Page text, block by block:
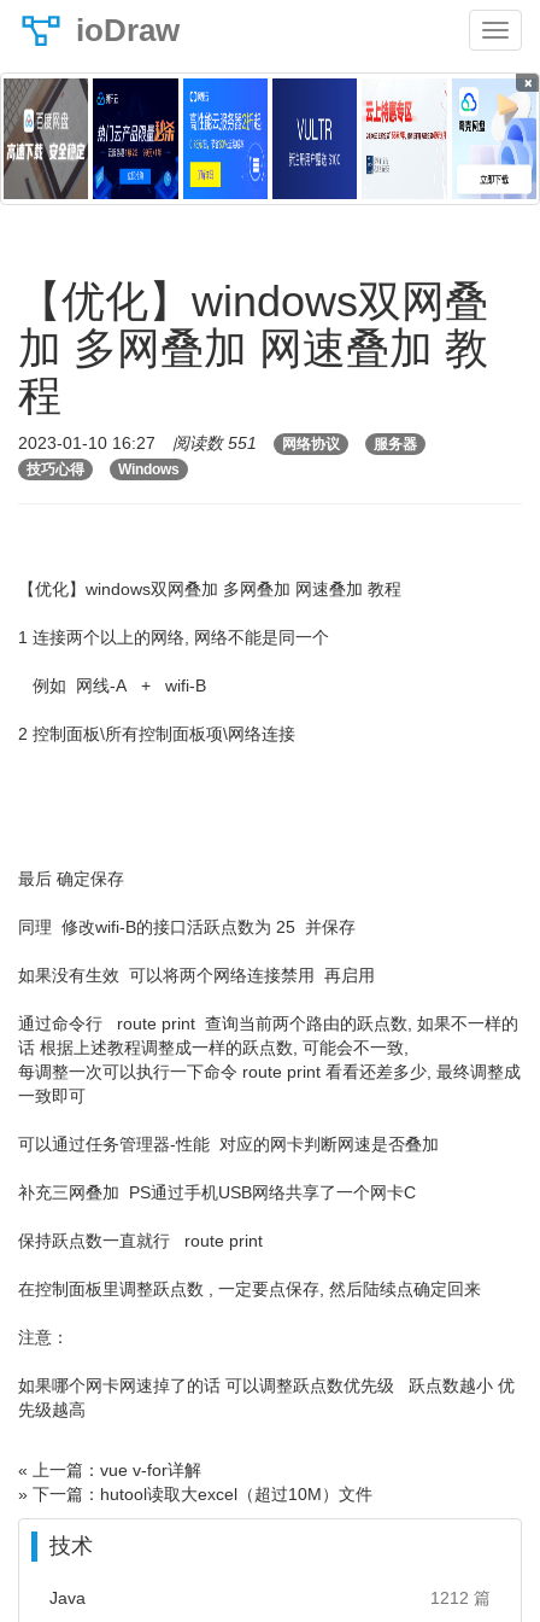
ioDraw
×
【优化】windows双网叠
加 多网叠加 网速叠加 教
程
2023-01-10 16:27 阅读数 551 网络协议
服务器
技巧心得
Windows
【优化】windows双网叠加 多网叠加 网速叠加 教程
1 连接两个以上的网络, 网络不能是同一个
例如 网线-A + wifi-B
2 控制面板\所有控制面板项\网络连接
最后 确定保存
同理 修改wifi-B的接口活跃点数为 25 并保存
如果没有生效 可以将两个网络连接禁用 再启用
通过命令行 route print 查询当前两个路由的跃点数, 如果不一样的
话 根据上述教程调整成一样的跃点数, 可能会不一致,
每调整一次可以执行一下命令 route print 看看还差多少, 最终调整成
一致即可
可以通过任务管理器-性能 对应的网卡判断网速是否叠加
补充三网叠加 PS通过手机USB网络共享了一个网卡C
保持跃点数一直就行 route print
在控制面板里调整跃点数 , 一定要点保存, 然后陆续点确定回来
注意：
如果哪个网卡网速掉了的话 可以调整跃点数优先级 跃点数越小 优
先级越高
« 上一篇：vue v-for详解
» 下一篇：hutool读取大excel（超过10M）文件
技术
Java 1212 篇